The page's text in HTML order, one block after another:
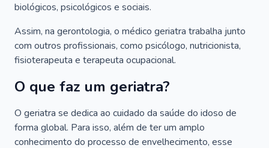
biológicos, psicológicos e sociais.
Assim, na gerontologia, o médico geriatra trabalha junto
com outros profissionais, como psicólogo, nutricionista,
fisioterapeuta e terapeuta ocupacional.
O que faz um geriatra?
O geriatra se dedica ao cuidado da saúde do idoso de
forma global. Para isso, além de ter um amplo
conhecimento do processo de envelhecimento, esse